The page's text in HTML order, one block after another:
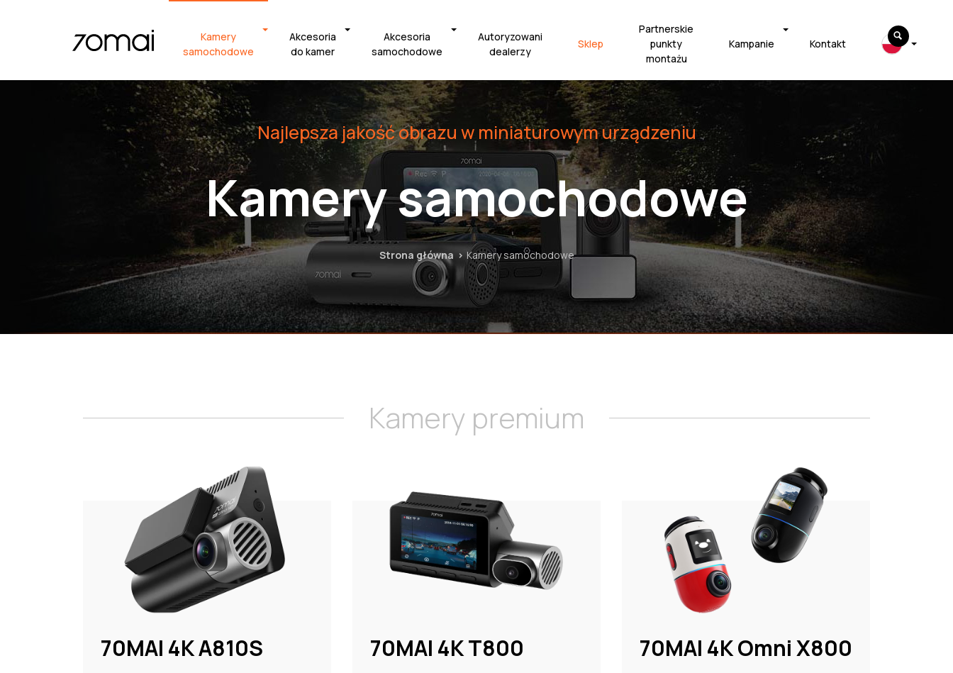
Kamery
samochodowe
Akcesoria
do kamer
Akcesoria
samochodowe
Autoryzowani
dealerzy
Sklep
Partnerskie
punkty
montażu
Kampanie Kontakt
Najlepsza jakość obrazu w miniaturowym urządzeniu
Kamery samochodowe
Strona główna Kamery samochodowe
Kamery premium
70MAI 4K A810S 70MAI 4K T800 70MAI 4K Omni X800